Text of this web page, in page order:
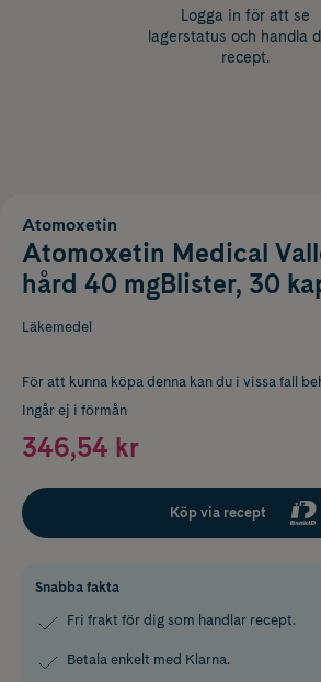
Logga in för att se
lagerstatus och handla
recept.
Atomoxetin
Atomoxetin Medical
hård 40 mgBlister, 30
Läkemedel
För att kunna köpa denna kan du i vissa fall
Ingår ej i förmån
346,54 kr
Köp via recept
Snabba fakta
Fri frakt för dig som handlar recept.
Betala enkelt med Klarna.